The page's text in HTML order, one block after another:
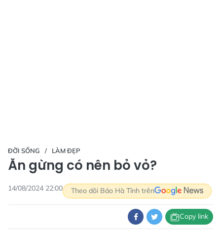
ĐỜI SỐNG LÀM ĐẸP
Ăn gừng có nên bỏ vỏ?
14/08/2024 22:00 Theo dõi Báo Hà Tĩnh trên
Copy link